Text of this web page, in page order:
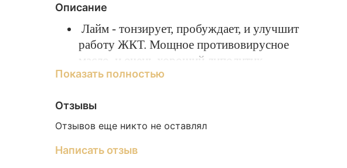
Описание
Лайм - тонзирует, пробуждает, и улучшит
работу ЖКТ. Мощное противовирусное
масло, и очень хороший липолитик.
Нероли - цветок горького апельсина, цветет
Передаст вам веселое, и цветущее настроение.
Мята перечная - бодрит, улучшает
оксигенацию организма. Это масло
Показать полностью
Отзывы
Отзывов еще никто не оставлял
Написать отзыв